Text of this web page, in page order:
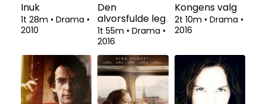
Inuk
1t 28m • Drama •
2010
Den
alvorsfulde leg
1t 55m • Drama •
2016
Kongens valg
2t 10m • Drama •
2016